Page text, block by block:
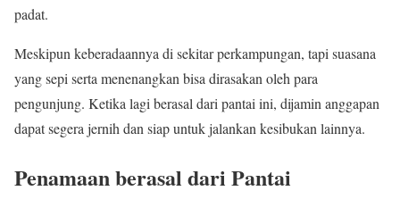
padat.
Meskipun keberadaannya di sekitar perkampungan, tapi suasana
yang sepi serta menenangkan bisa dirasakan oleh para
pengunjung. Ketika lagi berasal dari pantai ini, dijamin anggapan
dapat segera jernih dan siap untuk jalankan kesibukan lainnya.
Penamaan berasal dari Pantai